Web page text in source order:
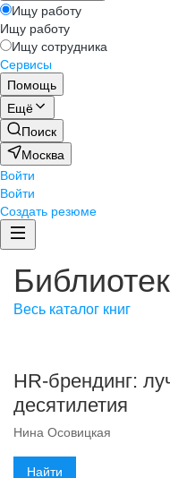
Ищу работу
Ищу работу
Ищу сотрудника
Сервисы
Помощь
Ещё
Поиск
Москва
Войти
Войти
Создать резюме
Весь каталог книг
HR‑брендинг:
десятилетия
Нина Осовицкая
Найти